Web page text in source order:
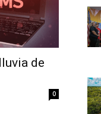
de
0